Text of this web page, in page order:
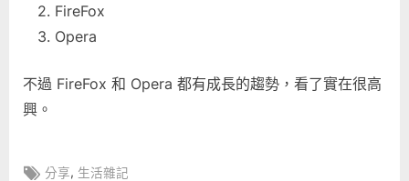
2. FireFox
3. Opera
不過 FireFox 和 Opera 都有成長的趨勢，看了實在很高
興。
Tags:
分享, 生活雜記